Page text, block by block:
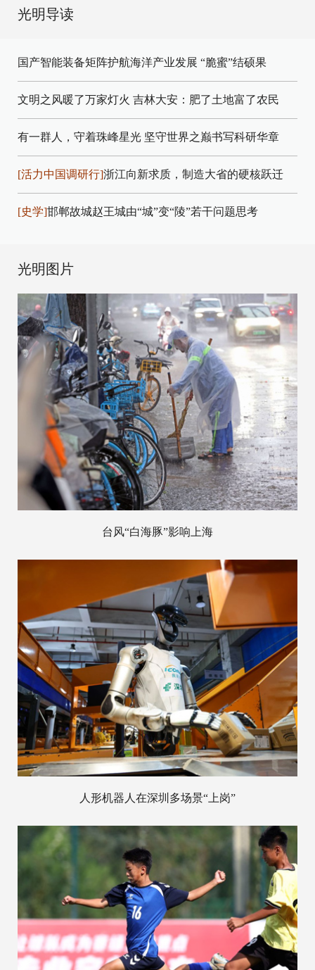
光明导读
国产智能装备矩阵护航海洋产业发展 “脆蜜”结硕果
文明之风暖了万家灯火 吉林大安：肥了土地富了农民
有一群人，守着珠峰星光 坚守世界之巅书写科研华章
[活力中国调研行]浙江向新求质，制造大省的硬核跃迁
[史学]邯郸故城赵王城由“城”变“陵”若干问题思考
光明图片
台风“白海豚”影响上海
人形机器人在深圳多场景“上岗”